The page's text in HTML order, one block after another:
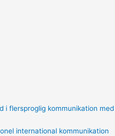
i flersproglig kommunikation med
international kommunikation